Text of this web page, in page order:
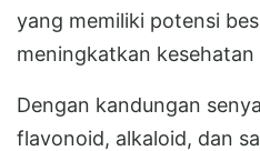
yang memiliki potensi
meningkatkan kesehatan
Dengan kandungan
flavonoid, alkaloid, dan